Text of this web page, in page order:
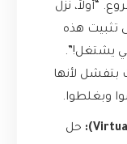
“أولاً، نزل
لا تنسى تثبيت هذه
يشتغل!”.
بتفشل لأنها
وبغلطوا.
حل